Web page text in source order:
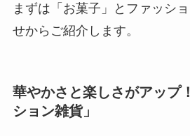
まずは「お菓子」とファッシ
せからご紹介します。
華やかさと楽しさがアップ
ション雑貨」